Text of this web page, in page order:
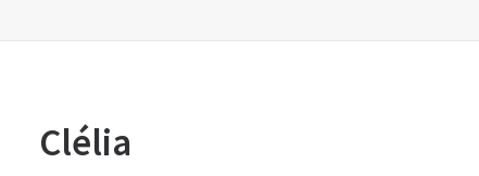
Clélia